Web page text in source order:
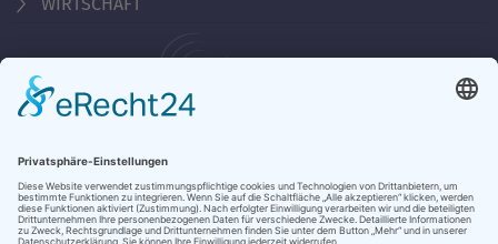
Behördennummer 115
KONTAKT
NOTRUFE & HOTLINES
JOBS
STADTANZEIGER
BROSCHÜREN